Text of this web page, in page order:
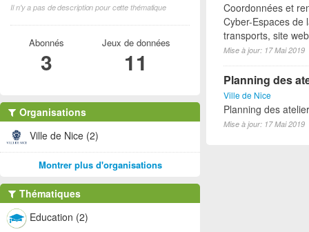
Coordonnées et
Cyber-Espaces de
transports, site
Mise à jour: 17 Mai 2019
Planning des
Ville de Nice
Planning des
Mise à jour: 17 Mai 2019
Il n'y a pas de description pour cette thématique
Abonnés
3
Jeux de données
11
Organisations
Ville de Nice (2)
Montrer plus d'organisations
Thématiques
Education (2)